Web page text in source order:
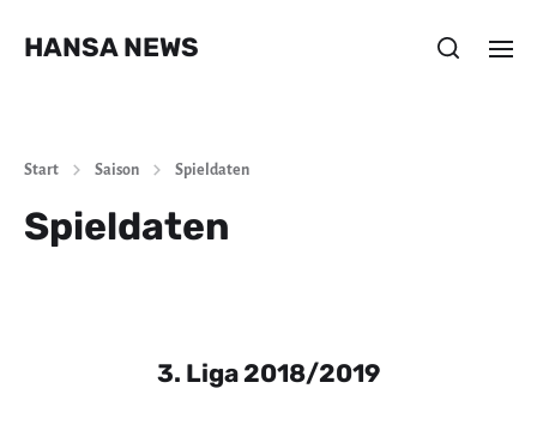
HANSA NEWS
Start Saison Spieldaten
Spieldaten
3. Liga 2018/2019